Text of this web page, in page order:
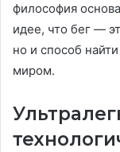
философия
идее, что бег —
но и способ
миром.